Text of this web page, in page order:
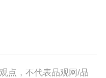
点，不代表品观网/品